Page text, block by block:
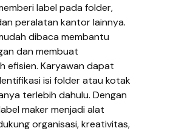
label pada folder,
peralatan kantor lainnya.
dibaca membantu
dan membuat
efisien. Karyawan dapat
isi folder atau kotak
terlebih dahulu. Dengan
maker menjadi alat
organisasi, kreativitas,